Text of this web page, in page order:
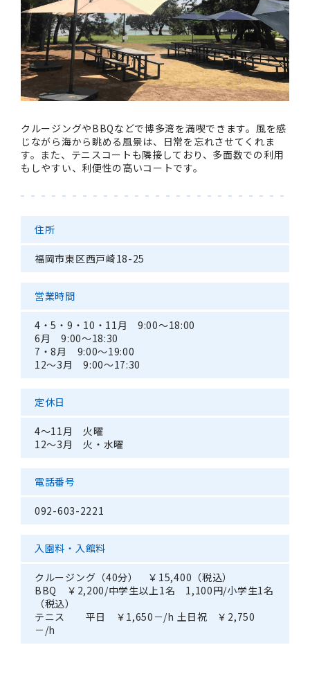
クルージングやBBQなどで博多湾を満喫できます。風を感
じながら海から眺める風景は、日常を忘れさせてくれま
す。また、テニスコートも隣接しており、多面数での利用
もしやすい、利便性の高いコートです。
住所
福岡市東区西戸崎18-25
営業時間
4・5・9・10・11月 9:00～18:00
6月 9:00～18:30
7・8月 9:00～19:00
12～3月 9:00～17:30
定休日
4～11月 火曜
12～3月 火・水曜
電話番号
092-603-2221
入園料・入館料
クルージング（40分） ￥15,400（税込）
BBQ ￥2,200/中学生以上1名 1,100円/小学生1名
（税込）
テニス 平日 ￥1,650－/h 土日祝 ￥2,750
－/h